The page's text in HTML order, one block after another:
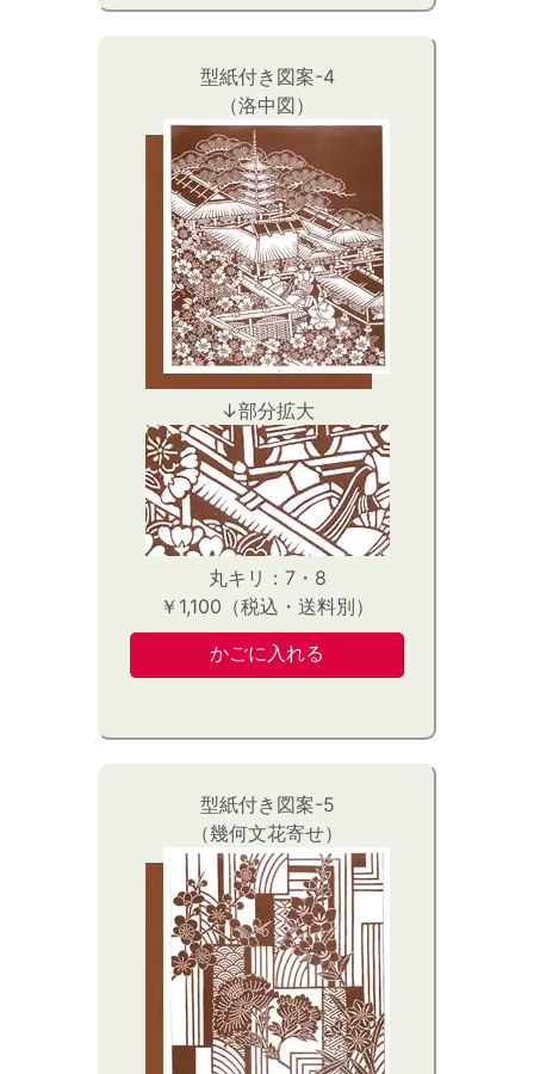
型紙付き図案-4
（洛中図）
↓部分拡大
丸キリ：7・8
￥1,100（税込・送料別）
型紙付き図案-5
（幾何文花寄せ）